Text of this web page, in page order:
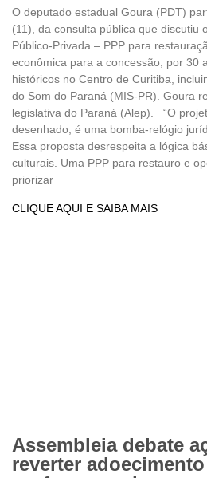
O deputado estadual Goura (PDT)
(11), da consulta pública que discutiu
Público-Privada – PPP para
econômica para a concessão, por 30
históricos no Centro de Curitiba,
do Som do Paraná (MIS-PR). Goura
legislativa do Paraná (Alep). “O
desenhado, é uma bomba-relógio
Essa proposta desrespeita a lógica
culturais. Uma PPP para restauro e
priorizar
CLIQUE AQUI E SAIBA MAIS
Assembleia debate
reverter